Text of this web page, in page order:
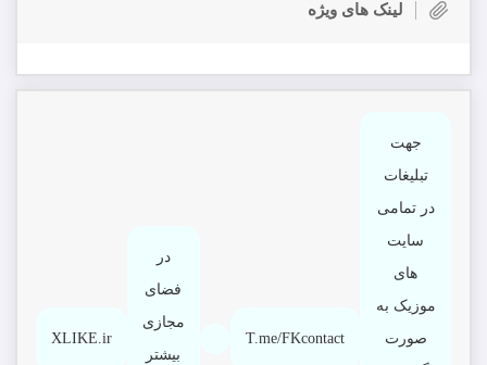
لینک های ویژه
جهت
تبلیغات
در تمامی
سایت
های
موزیک به
صورت
T.me/FKcontact
در
فضای
مجازی
بیشتر
XLIKE.ir